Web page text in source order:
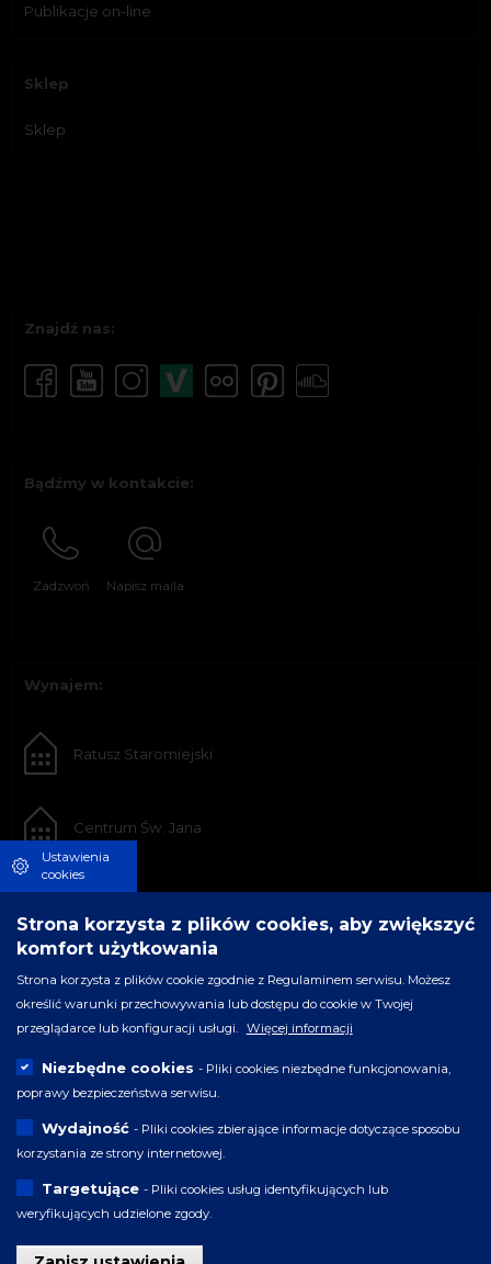
Publikacje on-line
Sklep
Sklep
Znajdź nas:
Bądźmy w kontakcie:
Zadzwoń Napisz maila
Wynajem:
Ratusz Staromiejski
Centrum Św. Jana
Ustawienia
cookies
Strona korzysta z plików cookies, aby zwiększyć
komfort użytkowania
Strona korzysta z plików cookie zgodnie z Regulaminem serwisu. Możesz
określić warunki przechowywania lub dostępu do cookie w Twojej
przeglądarce lub konfiguracji usługi.
Więcej informacji
Niezbędne cookies - Pliki cookies niezbędne funkcjonowania,
poprawy bezpieczeństwa serwisu.
Wydajność - Pliki cookies zbierające informacje dotyczące sposobu
korzystania ze strony internetowej.
Targetujące - Pliki cookies usług identyfikujących lub
weryfikujących udzielone zgody.